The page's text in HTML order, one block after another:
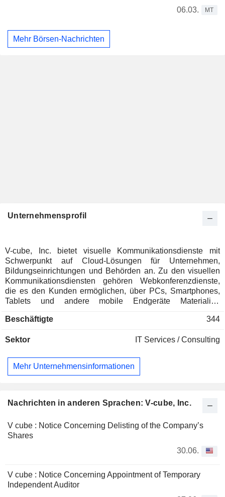
06.03.
MT
Mehr Börsen-Nachrichten
Nachrichten in anderen Sprachen: V-cube, Inc.
V cube : Notice Concerning Delisting of the Company’s
Shares
30.06.
V cube : Notice Concerning Appointment of Temporary
Independent Auditor
Unternehmensprofil
V-cube, Inc. bietet visuelle Kommunikationsdienste mit
Schwerpunkt auf Cloud-Lösungen für Unternehmen,
Bildungseinrichtungen und Behörden an. Zu den visuellen
Kommunikationsdiensten gehören Webkonferenzdienste,
die es den Kunden ermöglichen, über PCs, Smartphones,
Tablets und andere mobile Endgeräte Materialien
abzuhalten, sowie weitere Kommunikationsdienste, darunter
Seminare. Zu den Dienstleistungen des Unternehmens
Dienste.
Beschäftigte 344
Sektor IT Services / Consulting
Mehr Unternehmensinformationen